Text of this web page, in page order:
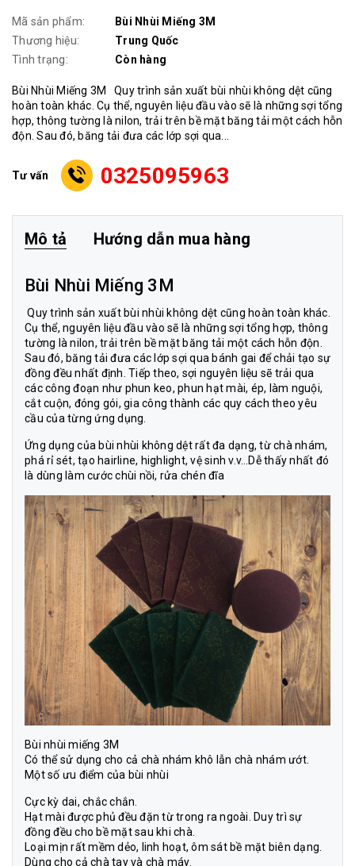
Mã sản phẩm:
Bùi Nhùi Miếng 3M
Thương hiệu:
Trung Quốc
Tình trạng:
Còn hàng
Bùi Nhùi Miếng 3M Quy trình sản xuất bùi nhùi không dệt cũng
hoàn toàn khác. Cụ thể, nguyên liệu đầu vào sẽ là những sợi tổng
hợp, thông tường là nilon, trải trên bề mặt băng tải một cách hỗn
độn. Sau đó, băng tải đưa các lớp sợi qua...
Tư vấn 0325095963
Mô tả Hướng dẫn mua hàng
Bùi Nhùi Miếng 3M
Quy trình sản xuất bùi nhùi không dệt cũng hoàn toàn khác.
Cụ thể, nguyên liệu đầu vào sẽ là những sợi tổng hợp, thông
tường là nilon, trải trên bề mặt băng tải một cách hỗn độn.
Sau đó, băng tải đưa các lớp sợi qua bánh gai để chải tạo sự
đồng đều nhất định. Tiếp theo, sợi nguyên liệu sẽ trải qua
các công đoạn như phun keo, phun hạt mài, ép, làm nguội,
cắt cuộn, đóng gói, gia công thành các quy cách theo yêu
cầu của từng ứng dụng.
Ứng dụng của bùi nhùi không dệt rất đa dạng, từ chà nhám,
phá rỉ sét, tạo hairline, highlight, vệ sinh v.v…Dễ thấy nhất đó
là dùng làm cước chùi nồi, rửa chén đĩa
Bùi nhùi miếng 3M
Có thể sử dụng cho cả chà nhám khô lẫn chà nhám ướt.
Một số ưu điểm của bùi nhùi
Cực kỳ dai, chắc chắn.
Hạt mài được phủ đều đặn từ trong ra ngoài. Duy trì sự
đồng đều cho bề mặt sau khi chà.
Loại mịn rất mềm dẻo, linh hoạt, ôm sát bề mặt biên dạng.
Dùng cho cả chà tay và chà máy.